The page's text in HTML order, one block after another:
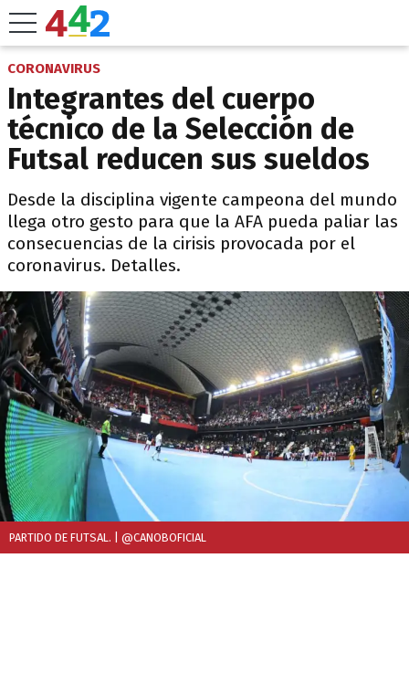
CORONAVIRUS
Integrantes del cuerpo
técnico de la Selección de
Futsal reducen sus sueldos
Desde la disciplina vigente campeona del mundo
llega otro gesto para que la AFA pueda paliar las
consecuencias de la cirisis provocada por el
coronavirus. Detalles.
PARTIDO DE FUTSAL. | @CANOBOFICIAL